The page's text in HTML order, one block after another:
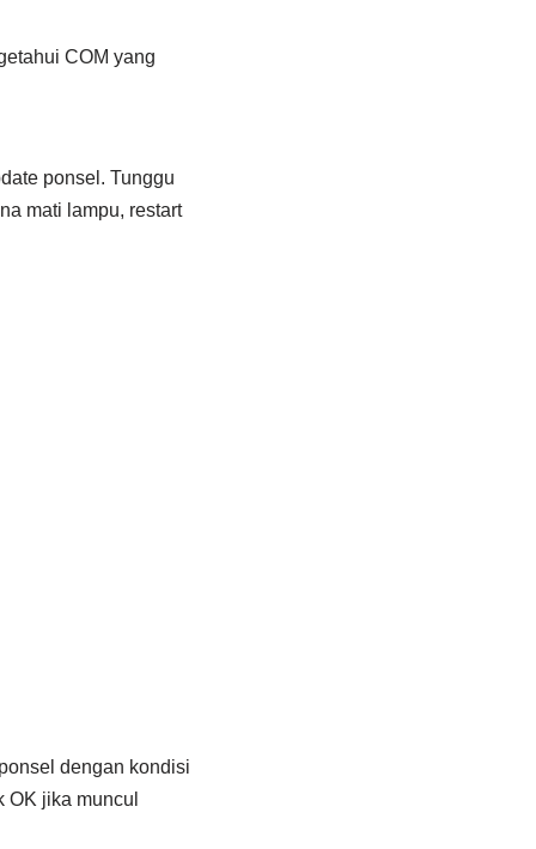
COM yang
ponsel. Tunggu
mati lampu, restart
dengan kondisi
jika muncul